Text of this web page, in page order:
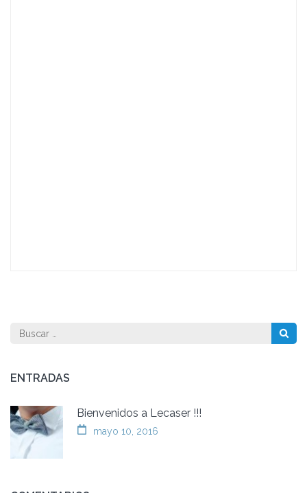
Buscar:
ENTRADAS
Bienvenidos a Lecaser !!!
mayo 10, 2016